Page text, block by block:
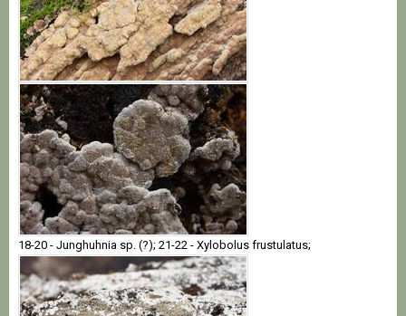
18-20 - Junghuhnia sp. (?); 21-22 - Xylobolus frustulatus;